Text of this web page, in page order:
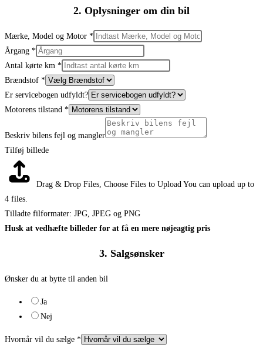
2. Oplysninger om din bil
Mærke, Model og Motor *
Årgang *
Antal kørte km *
Brændstof *
Er servicebogen udfyldt?
Motorens tilstand *
Beskriv bilens fejl og mangler
Tilføj billede
Drag & Drop Files, Choose Files to Upload You can upload up to
4 files.
Tilladte filformater: JPG, JPEG og PNG
Husk at vedhæfte billeder for at få en mere nøjeagtig pris
3. Salgsønsker
Ønsker du at bytte til anden bil
Ja
Nej
Hvornår vil du sælge *